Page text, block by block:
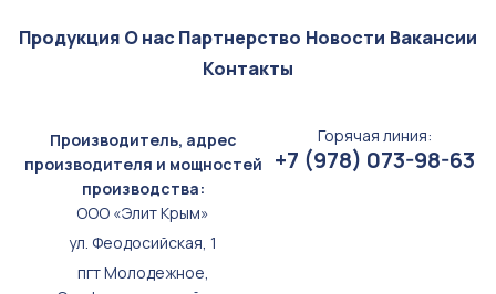
Продукция О нас Партнерство Новости Вакансии
Контакты
Производитель, адрес
производителя и мощностей
производства:
ООО «Элит Крым»
ул. Феодосийская, 1
пгт Молодежное,
Горячая линия:
+7 (978) 073-98-63